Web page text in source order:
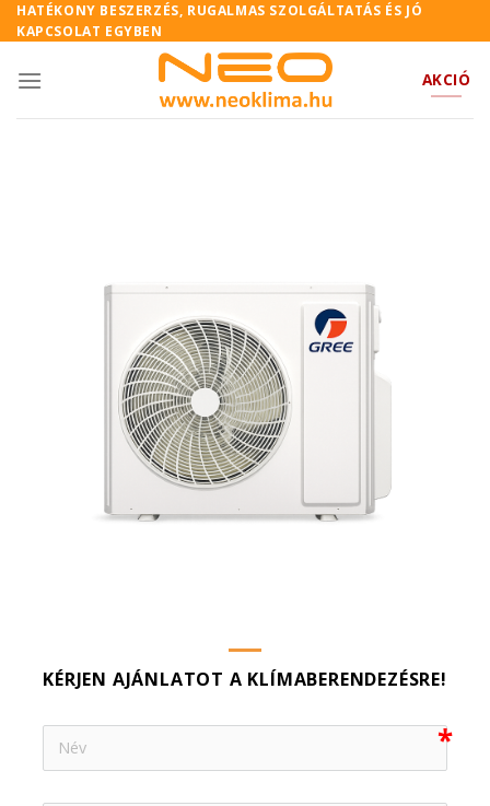
Skip
to
HATÉKONY BESZERZÉS, RUGALMAS SZOLGÁLTATÁS ÉS JÓ
KAPCSOLAT EGYBEN
AKCIÓ
KÉRJEN AJÁNLATOT A KLÍMABERENDEZÉSRE!